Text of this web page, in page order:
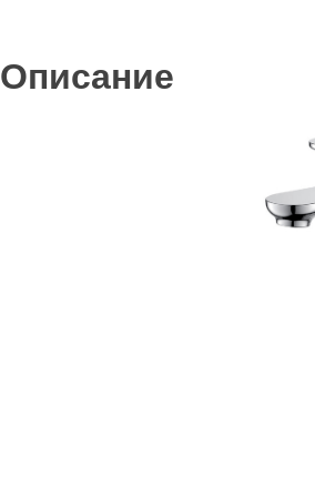
Описание